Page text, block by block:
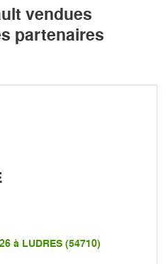
vendues
partenaires
à LUDRES (54710)